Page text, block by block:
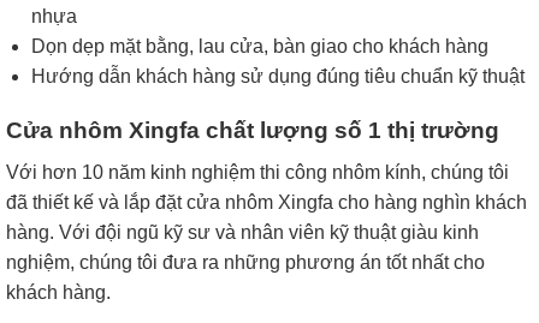
nhựa
Dọn dẹp mặt bằng, lau cửa, bàn giao cho khách hàng
Hướng dẫn khách hàng sử dụng đúng tiêu chuẩn kỹ thuật
Cửa nhôm Xingfa chất lượng số 1 thị trường
Với hơn 10 năm kinh nghiệm thi công nhôm kính, chúng tôi
đã thiết kế và lắp đặt cửa nhôm Xingfa cho hàng nghìn khách
hàng. Với đội ngũ kỹ sư và nhân viên kỹ thuật giàu kinh
nghiệm, chúng tôi đưa ra những phương án tốt nhất cho
khách hàng.